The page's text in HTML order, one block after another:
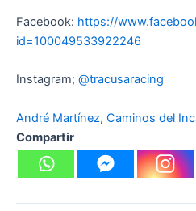
Facebook: https://
id=100049533922246
Instagram; @tracusaracing
André Martínez, Caminos del
Compartir